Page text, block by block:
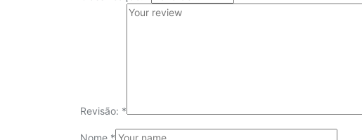
Revisão: *